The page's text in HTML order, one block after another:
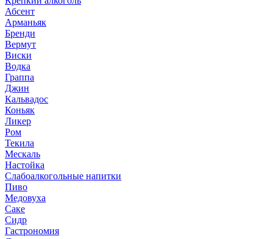
Абсент
Арманьяк
Бренди
Вермут
Виски
Водка
Граппа
Джин
Кальвадос
Коньяк
Ликер
Ром
Текила
Мескаль
Настойка
Слабоалкогольные напитки
Пиво
Медовуха
Саке
Сидр
Гастрономия